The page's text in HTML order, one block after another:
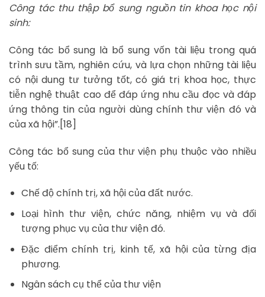
Công tác thu thập bổ sung nguồn tin khoa học nội
sinh:
Công tác bổ sung là bổ sung vốn tài liệu trong quá
trình sưu tầm, nghiên cứu, và lựa chọn những tài liệu
có nội dung tư tưởng tốt, có giá trị khoa học, thực
tiễn nghệ thuật cao để đáp ứng nhu cầu đọc và đáp
ứng thông tin của người dùng chính thư viện đó và
của xã hội”.[18]
Công tác bổ sung của thư viện phụ thuộc vào nhiều
yếu tố:
Chế độ chính trị, xã hội của đất nước.
Loại hình thư viện, chức năng, nhiệm vụ và đối
tượng phục vụ của thư viện đó.
Đặc điểm chính trị, kinh tế, xã hội của từng địa
phương.
Ngân sách cụ thể của thư viện